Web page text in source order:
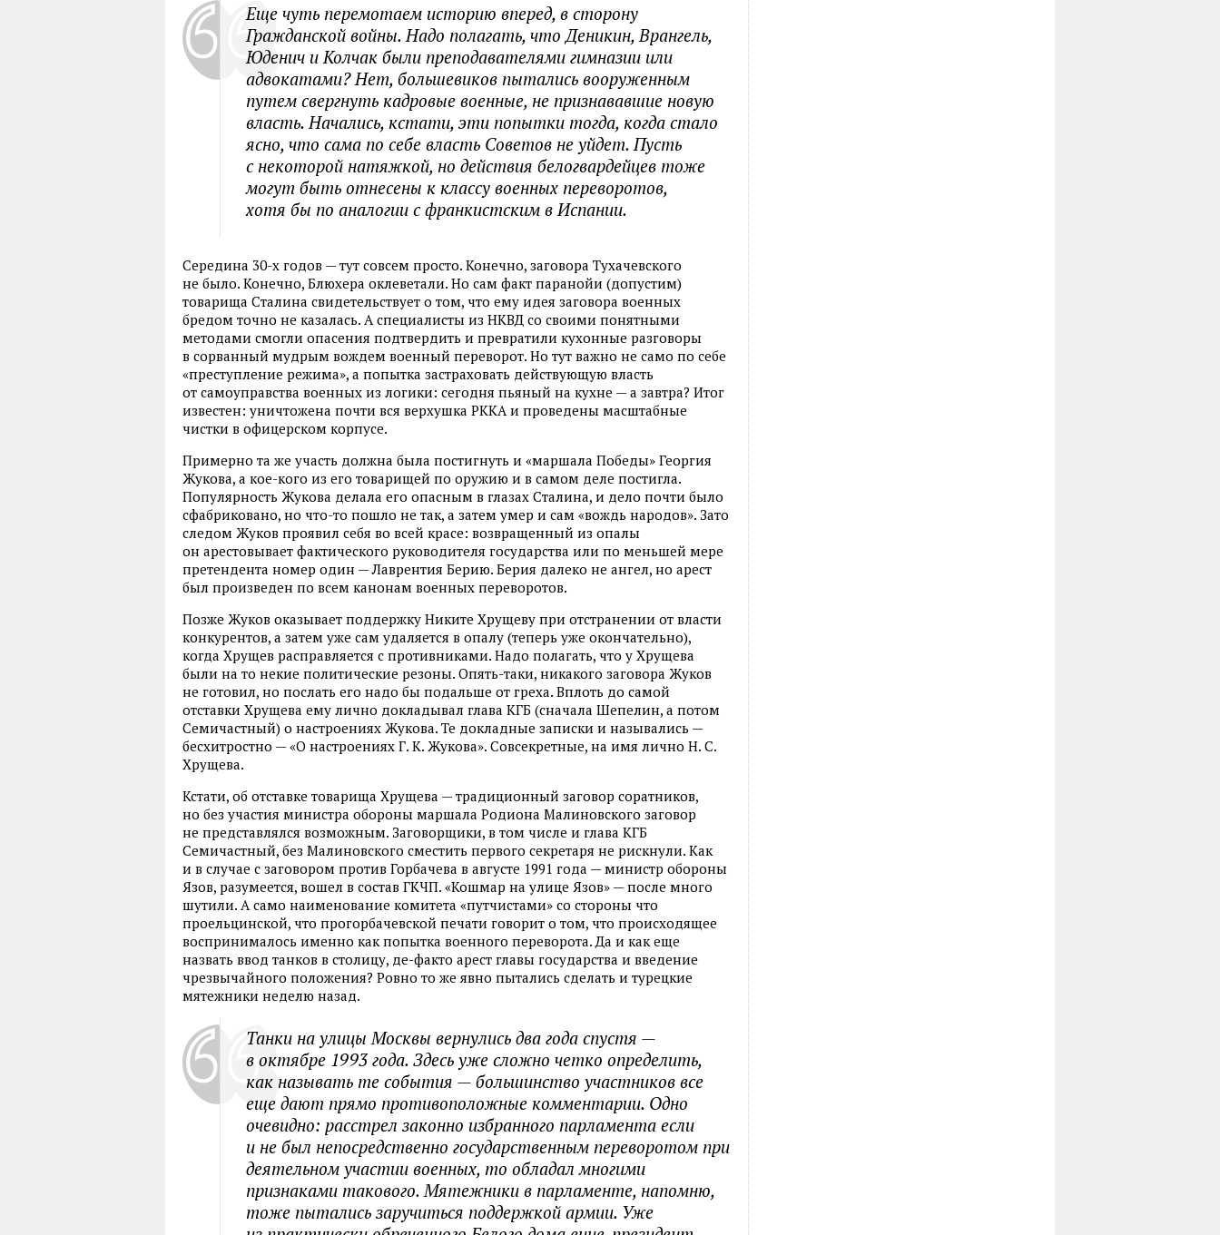
Еще чуть перемотаем историю вперед, в сторону
Гражданской войны. Надо полагать, что Деникин, Врангель,
Юденич и Колчак были преподавателями гимназии или
адвокатами? Нет, большевиков пытались вооруженным
путем свергнуть кадровые военные, не признававшие новую
власть. Начались, кстати, эти попытки тогда, когда стало
ясно, что сама по себе власть Советов не уйдет. Пусть
с некоторой натяжкой, но действия белогвардейцев тоже
могут быть отнесены к классу военных переворотов,
хотя бы по аналогии с франкистским в Испании.
Середина 30-х годов — тут совсем просто. Конечно, заговора Тухачевского
не было. Конечно, Блюхера оклеветали. Но сам факт паранойи (допустим)
товарища Сталина свидетельствует о том, что ему идея заговора военных
бредом точно не казалась. А специалисты из НКВД со своими понятными
методами смогли опасения подтвердить и превратили кухонные разговоры
в сорванный мудрым вождем военный переворот. Но тут важно не само по себе
«преступление режима», а попытка застраховать действующую власть
от самоуправства военных из логики: сегодня пьяный на кухне — а завтра? Итог
известен: уничтожена почти вся верхушка РККА и проведены масштабные
чистки в офицерском корпусе.
Примерно та же участь должна была постигнуть и «маршала Победы» Георгия
Жукова, а кое-кого из его товарищей по оружию и в самом деле постигла.
Популярность Жукова делала его опасным в глазах Сталина, и дело почти было
сфабриковано, но что-то пошло не так, а затем умер и сам «вождь народов». Зато
следом Жуков проявил себя во всей красе: возвращенный из опалы
он арестовывает фактического руководителя государства или по меньшей мере
претендента номер один — Лаврентия Берию. Берия далеко не ангел, но арест
был произведен по всем канонам военных переворотов.
Позже Жуков оказывает поддержку Никите Хрущеву при отстранении от власти
конкурентов, а затем уже сам удаляется в опалу (теперь уже окончательно),
когда Хрущев расправляется с противниками. Надо полагать, что у Хрущева
были на то некие политические резоны. Опять-таки, никакого заговора Жуков
не готовил, но послать его надо бы подальше от греха. Вплоть до самой
отставки Хрущева ему лично докладывал глава КГБ (сначала Шепелин, а потом
Семичастный) о настроениях Жукова. Те докладные записки и назывались —
бесхитростно — «О настроениях Г. К. Жукова». Совсекретные, на имя лично Н. С.
Хрущева.
Кстати, об отставке товарища Хрущева — традиционный заговор соратников,
но без участия министра обороны маршала Родиона Малиновского заговор
не представлялся возможным. Заговорщики, в том числе и глава КГБ
Семичастный, без Малиновского сместить первого секретаря не рискнули. Как
и в случае с заговором против Горбачева в августе 1991 года — министр обороны
Язов, разумеется, вошел в состав ГКЧП. «Кошмар на улице Язов» — после много
шутили. А само наименование комитета «путчистами» со стороны что
проельцинской, что прогорбачевской печати говорит о том, что происходящее
воспринималось именно как попытка военного переворота. Да и как еще
назвать ввод танков в столицу, де-факто арест главы государства и введение
чрезвычайного положения? Ровно то же явно пытались сделать и турецкие
мятежники неделю назад.
Танки на улицы Москвы вернулись два года спустя —
в октябре 1993 года. Здесь уже сложно четко определить,
как называть те события — большинство участников все
еще дают прямо противоположные комментарии. Одно
очевидно: расстрел законно избранного парламента если
и не был непосредственно государственным переворотом при
деятельном участии военных, то обладал многими
признаками такового. Мятежники в парламенте, напомню,
тоже пытались заручиться поддержкой армии. Уже